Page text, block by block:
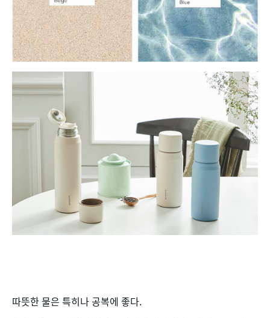
따뜻한 물은 특히나 공복에 좋다.